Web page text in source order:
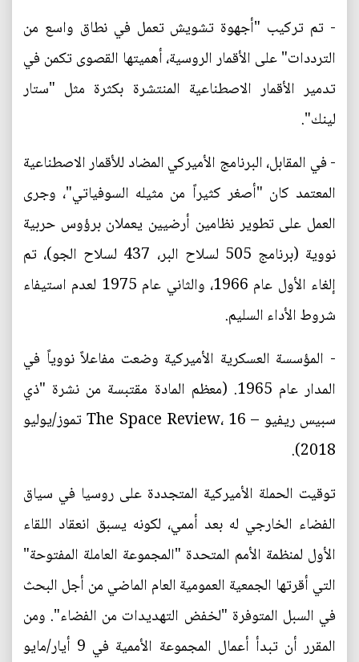
- تم تركيب "أجهوة تشويش تعمل في نطاق واسع من
الترددات" على الأقمار الروسية، أهميتها القصوى تكمن في
تدمير الأقمار الاصطناعية المنتشرة بكثرة مثل "ستار
لينك".
- في المقابل، البرنامج الأميركي المضاد للأقمار الاصطناعية
المعتمد كان "أصغر كثيراً من مثيله السوفياتي"، وجرى
العمل على تطوير نظامين أرضيين يعملان برؤوس حربية
نووية (برنامج 505 لسلاح البر، 437 لسلاح الجو)، تم
إلغاء الأول عام 1966، والثاني عام 1975 لعدم استيفاء
شروط الأداء السليم.
- المؤسسة العسكرية الأميركية وضعت مفاعلاً نووياً في
المدار عام 1965. (معظم المادة مقتبسة من نشرة "ذي
سبيس ريفيو – The Space Review، 16 تموز/يوليو
2018).
توقيت الحملة الأميركية المتجددة على روسيا في سياق
الفضاء الخارجي له بعد أممي، لكونه يسبق انعقاد اللقاء
الأول لمنظمة الأمم المتحدة "المجموعة العاملة المفتوحة"
التي أقرتها الجمعية العمومية العام الماضي من أجل البحث
في السبل المتوفرة "لخفض التهديدات من الفضاء". ومن
المقرر أن تبدأ أعمال المجموعة الأممية في 9 أيار/مايو